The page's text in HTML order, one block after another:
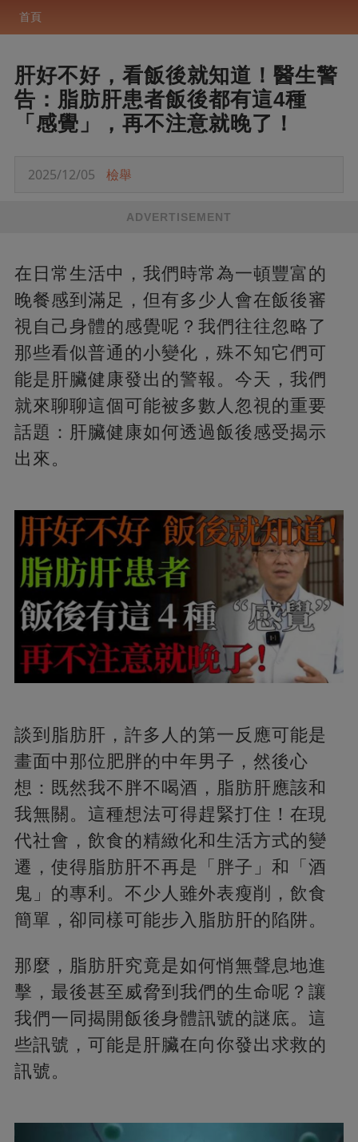
首頁
肝好不好，看飯後就知道！醫生警
告：脂肪肝患者飯後都有這4種
「感覺」，再不注意就晚了！
2025/12/05 檢舉
ADVERTISEMENT
在日常生活中，我們時常為一頓豐富的
晚餐感到滿足，但有多少人會在飯後審
視自己身體的感覺呢？我們往往忽略了
那些看似普通的小變化，殊不知它們可
能是肝臟健康發出的警報。今天，我們
就來聊聊這個可能被多數人忽視的重要
話題：肝臟健康如何透過飯後感受揭示
出來。
談到脂肪肝，許多人的第一反應可能是
畫面中那位肥胖的中年男子，然後心
想：既然我不胖不喝酒，脂肪肝應該和
我無關。這種想法可得趕緊打住！在現
代社會，飲食的精緻化和生活方式的變
遷，使得脂肪肝不再是「胖子」和「酒
鬼」的專利。不少人雖外表瘦削，飲食
簡單，卻同樣可能步入脂肪肝的陷阱。
那麼，脂肪肝究竟是如何悄無聲息地進
擊，最後甚至威脅到我們的生命呢？讓
我們一同揭開飯後身體訊號的謎底。這
些訊號，可能是肝臟在向你發出求救的
訊號。